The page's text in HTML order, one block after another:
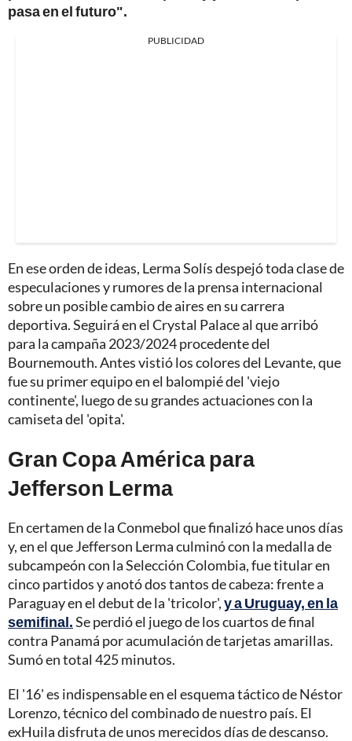
pasa en el futuro".
PUBLICIDAD
En ese orden de ideas, Lerma Solís despejó toda clase de
especulaciones y rumores de la prensa internacional
sobre un posible cambio de aires en su carrera
deportiva. Seguirá en el Crystal Palace al que arribó
para la campaña 2023/2024 procedente del
Bournemouth. Antes vistió los colores del Levante, que
fue su primer equipo en el balompié del 'viejo
continente', luego de su grandes actuaciones con la
camiseta del 'opita'.
Gran Copa América para
Jefferson Lerma
En certamen de la Conmebol que finalizó hace unos días
y, en el que Jefferson Lerma culminó con la medalla de
subcampeón con la Selección Colombia, fue titular en
cinco partidos y anotó dos tantos de cabeza: frente a
Paraguay en el debut de la 'tricolor',y a Uruguay, en la
semifinal.Se perdió el juego de los cuartos de final
contra Panamá por acumulación de tarjetas amarillas.
Sumó en total 425 minutos.
El '16' es indispensable en el esquema táctico de Néstor
Lorenzo, técnico del combinado de nuestro país. El
exHuila disfruta de unos merecidos días de descanso.